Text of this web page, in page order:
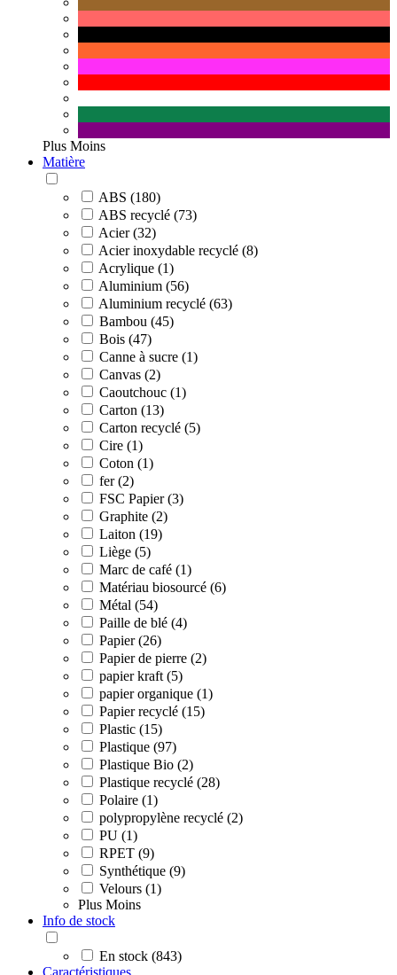
Plus Moins
Matière
ABS (180)
ABS recyclé (73)
Acier (32)
Acier inoxydable recyclé (8)
Acrylique (1)
Aluminium (56)
Aluminium recyclé (63)
Bambou (45)
Bois (47)
Canne à sucre (1)
Canvas (2)
Caoutchouc (1)
Carton (13)
Carton recyclé (5)
Cire (1)
Coton (1)
fer (2)
FSC Papier (3)
Graphite (2)
Laiton (19)
Liège (5)
Marc de café (1)
Matériau biosourcé (6)
Métal (54)
Paille de blé (4)
Papier (26)
Papier de pierre (2)
papier kraft (5)
papier organique (1)
Papier recyclé (15)
Plastic (15)
Plastique (97)
Plastique Bio (2)
Plastique recyclé (28)
Polaire (1)
polypropylène recyclé (2)
PU (1)
RPET (9)
Synthétique (9)
Velours (1)
Plus Moins
Info de stock
En stock (843)
Caractéristiques